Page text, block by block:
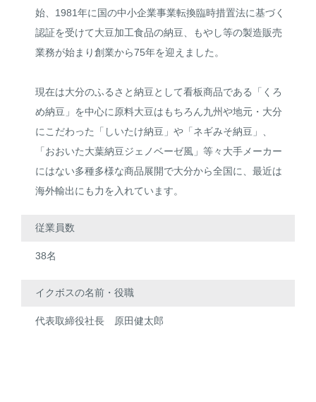
始、1981年に国の中小企業事業転換臨時措置法に基づく
認証を受けて大豆加工食品の納豆、もやし等の製造販売
業務が始まり創業から75年を迎えました。
現在は大分のふるさと納豆として看板商品である「くろ
め納豆」を中心に原料大豆はもちろん九州や地元・大分
にこだわった「しいたけ納豆」や「ネギみそ納豆」、
「おおいた大葉納豆ジェノベーゼ風」等々大手メーカー
にはない多種多様な商品展開で大分から全国に、最近は
海外輸出にも力を入れています。
従業員数
38名
イクボスの名前・役職
代表取締役社長 原田健太郎